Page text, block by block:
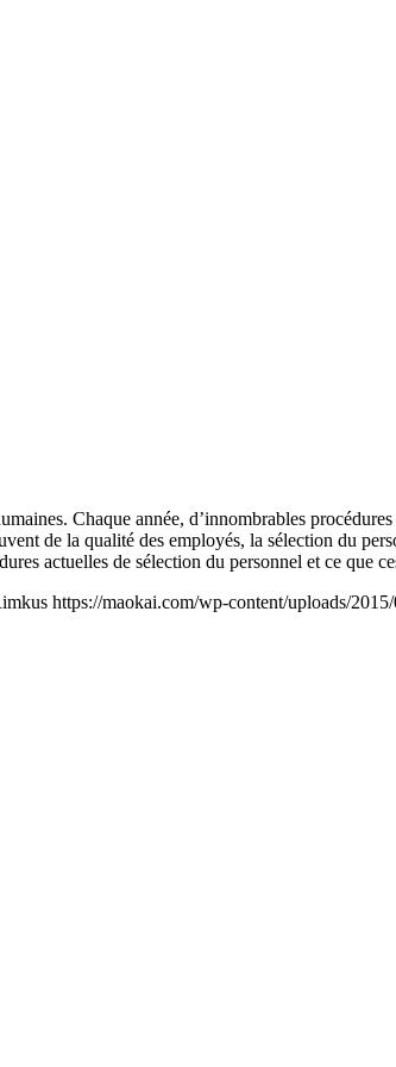
Chaque année, d’innombrables
de la qualité des employés, la sélection du
actuelles de sélection du personnel et ce que
https://maokai.com/wp-content/uploads/